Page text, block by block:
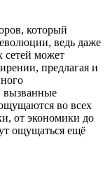
который
ведь даже
сетей может
предлагая и
вызванные
во всех
от экономики до
ощущаться ещё